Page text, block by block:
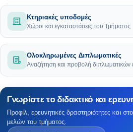
Κτηριακές υποδομές
Χώροι και εγκαταστάσεις του Τμήματος
Ολοκληρωμένες Διπλωματικές
Αναζήτηση και προβολή διπλωματικών
Γνωρίστε το διδακτικό και
Προφίλ, ερευνητικές δραστηριότητες και
μελών του τμήματος.